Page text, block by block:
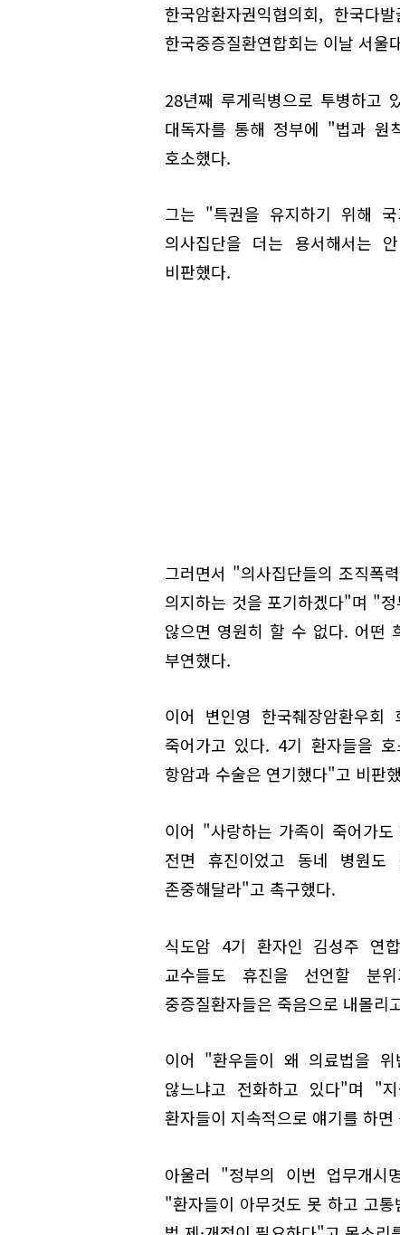
한국암환자권익협의회, 한국다
한국중증질환연합회는 이날 서울
28년째 루게릭병으로 투병하고
대독자를 통해 정부에 "법과 원
호소했다.
그는 "특권을 유지하기 위해
의사집단을 더는 용서해서는
비판했다.
그러면서 "의사집단들의 조직폭
의지하는 것을 포기하겠다"며 "
않으면 영원히 할 수 없다. 어떤
부연했다.
이어 변인영 한국췌장암환우
죽어가고 있다. 4기 환자들을
항암과 수술은 연기했다"고 비판
이어 "사랑하는 가족이 죽어가
전면 휴진이었고 동네 병원
존중해달라"고 촉구했다.
식도암 4기 환자인 김성주 연
교수들도 휴진을 선언할 분
중증질환자들은 죽음으로 내몰리
이어 "환우들이 왜 의료법을 위
않느냐고 전화하고 있다"며 "
환자들이 지속적으로 얘기를 하
아울러 "정부의 이번 업무개시
"환자들이 아무것도 못 하고 고